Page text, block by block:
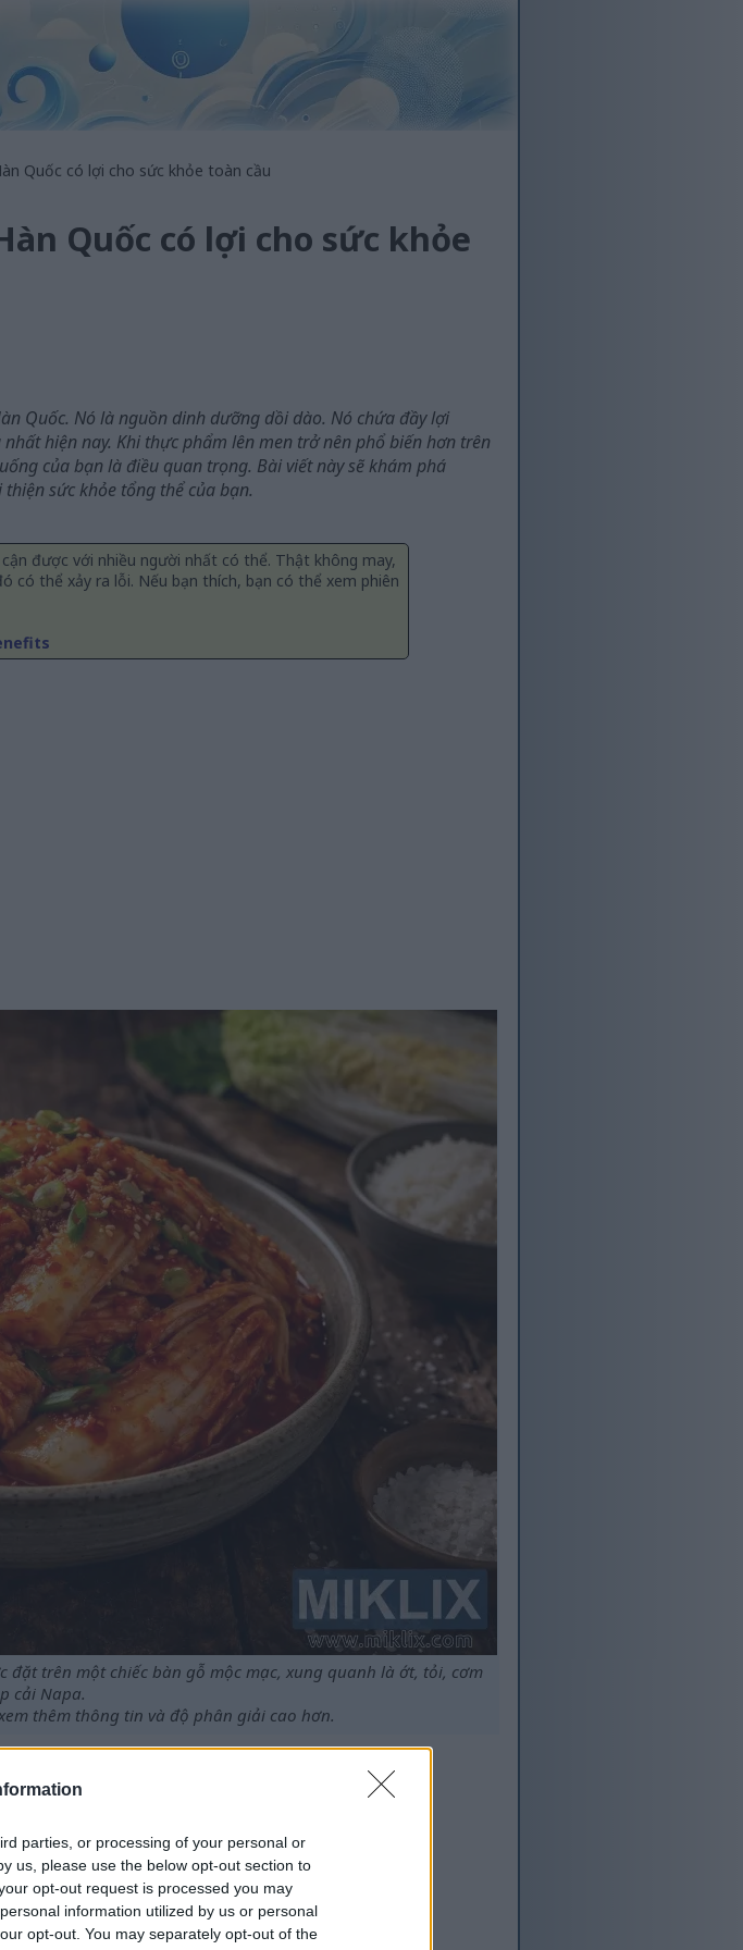
parties, or processing of your personal or
us, please use the below opt-out section to
opt-out request is processed you may
information utilized by us or personal
opt-out. You may separately opt-out of the
Quốc có lợi cho sức khỏe toàn cầu
Quốc có lợi cho sức khỏe
Quốc. Nó là nguồn dinh dưỡng dồi dào. Nó chứa đầy lợi
hiện nay. Khi thực phẩm lên men trở nên phổ biến hơn trên
của bạn là điều quan trọng. Bài viết này sẽ khám phá
sức khỏe tổng thể của bạn.
được với nhiều người nhất có thể. Thật không may,
có thể xảy ra lỗi. Nếu bạn thích, bạn có thể xem phiên
trên một chiếc bàn gỗ mộc mạc, xung quanh là ớt, tỏi, cơm
cải Napa.
thêm thông tin và độ phân giải cao hơn.
lợi ích cho sức khỏe.
cường sức khỏe đường ruột.
chức năng miễn dịch.